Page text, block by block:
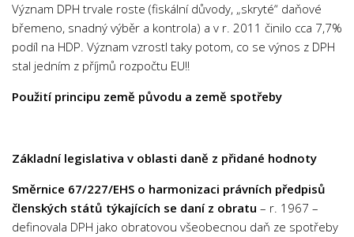
Padagogika
Přírodní vědy
Archeologie
Biochemie
Ekologie
Fyzika
Význam DPH trvale roste (fiskální důvody, „skryté“ daňové
břemeno, snadný výběr a kontrola) a v r. 2011 činilo cca 7,7%
podíl na HDP. Význam vzrostl taky potom, co se výnos z DPH
stal jedním z příjmů rozpočtu EU!!
Použití principu země původu a země spotřeby
Základní legislativa v oblasti daně z přidané hodnoty
Směrnice 67/227/EHS o harmonizaci právních předpisů
členských států týkajících se daní z obratu – r. 1967 –
definovala DPH jako obratovou všeobecnou daň ze spotřeby